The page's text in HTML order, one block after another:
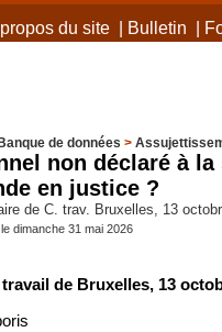
du site| Bulletin
Banque de données >
non déclaré à
en justice ?
de C. trav. Bruxelles, 13
dimanche 31 mai 2026
de Bruxelles, 13